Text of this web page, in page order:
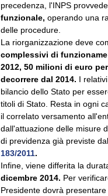
precedenza, l'INPS
funzionale, operando una
delle procedure.
La riorganizzazione deve
complessivi di
2012, 50 milioni di euro
decorrere dal 2014. I
bilancio dello Stato per
titoli di Stato. Resta in ogni
il correlato versamento
dall'attuazione delle misure
di previdenza già previste
183/2011.
Infine, viene differita la
dicembre 2014. Per
Presidente dovrà